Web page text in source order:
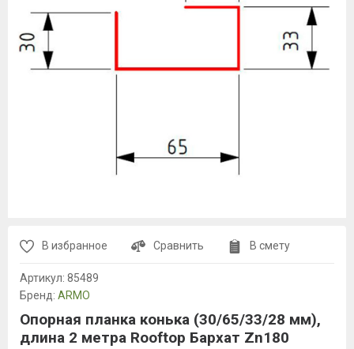
В избранное Сравнить В смету
Артикул: 85489
Бренд: ARMO
Опорная планка конька (30/65/33/28 мм),
длина 2 метра Rooftop Бархат Zn180